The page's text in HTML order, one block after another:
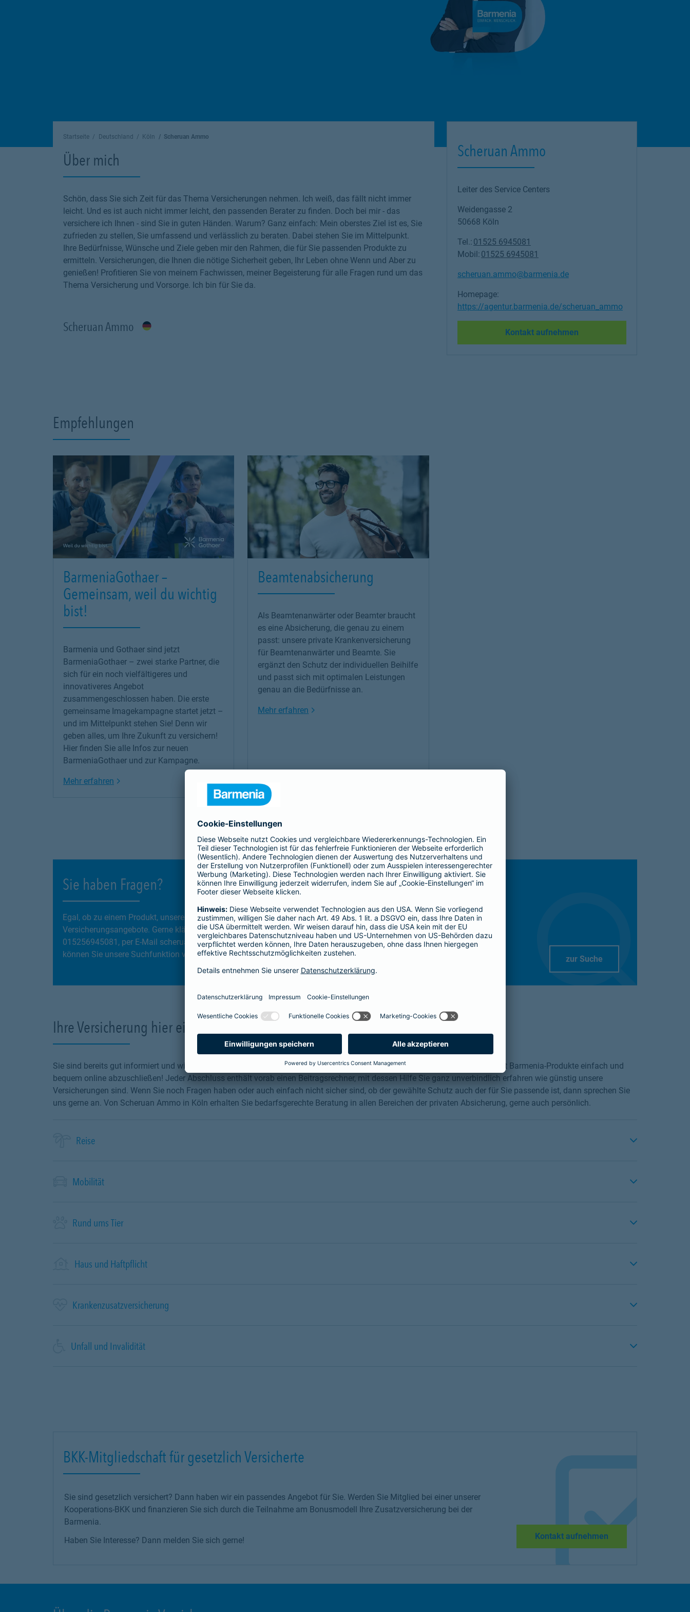
Startseite Deutschland Köln Scheruan Ammo
Über mich
Schön, dass Sie sich Zeit für das Thema Versicherungen nehmen. Ich weiß, das fällt nicht immer
leicht. Und es ist auch nicht immer leicht, den passenden Berater zu finden. Doch bei mir - das
versichere ich Ihnen - sind Sie in guten Händen. Warum? Ganz einfach: Mein oberstes Ziel ist es, Sie
zufrieden zu stellen, Sie umfassend und verlässlich zu beraten. Dabei stehen Sie im Mittelpunkt.
Ihre Bedürfnisse, Wünsche und Ziele geben mir den Rahmen, die für Sie passenden Produkte zu
ermitteln. Versicherungen, die Ihnen die nötige Sicherheit geben, Ihr Leben ohne Wenn und Aber zu
genießen! Profitieren Sie von meinem Fachwissen, meiner Begeisterung für alle Fragen rund um das
Thema Versicherung und Vorsorge. Ich bin für Sie da.
Scheruan Ammo
Scheruan Ammo
Leiter des Service Centers
Weidengasse 2
50668 Köln
Tel.: 01525 6945081
Mobil: 01525 6945081
scheruan.ammo@barmenia.de
Homepage:
https://agentur.barmenia.de/scheruan_ammo
Kontakt aufnehmenLink Opens in New Tab
Empfehlungen
BarmeniaGothaer –
Gemeinsam, weil du wichtig
bist!
Barmenia und Gothaer sind jetzt
BarmeniaGothaer – zwei starke Partner, die
sich für ein noch vielfältigeres und
innovativeres Angebot
zusammengeschlossen haben. Die erste
gemeinsame Imagekampagne startet jetzt –
und im Mittelpunkt stehen Sie! Denn wir
geben alles, um Ihre Zukunft zu versichern!
Hier finden Sie alle Infos zur neuen
BarmeniaGothaer und zur Kampagne.
Mehr erfahren Link Opens in New Tab
Beamtenabsicherung
Als Beamtenanwärter oder Beamter braucht
es eine Absicherung, die genau zu einem
passt: unsere private Krankenversicherung
für Beamtenanwärter und Beamte. Sie
ergänzt den Schutz der individuellen Beihilfe
und passt sich mit optimalen Leistungen
genau an die Bedürfnisse an.
Mehr erfahren Link Opens in New Tab
Sie haben Fragen?
Egal, ob zu einem Produkt, unseren Services, dem Unternehmen oder allgemeinen Themen rund um unsere
Versicherungsangebote. Gerne klären wir gemeinsam Ihre Fragen persönlich vor Ort in Köln, unter Telefon
015256945081, per E-Mail scheruan.ammo@barmenia.de oder auf anderem digitalen Weg. Zusätzlich
können Sie unsere Suchfunktion verwenden und Ihre Frage dort eingeben.
zur Suche
Ihre Versicherung hier einfach online abschließen
Sie sind bereits gut informiert und wissen, welchen Versicherungsschutz Sie benötigen. Dann nutzen Sie gerne die Möglichkeit Barmenia-Produkte einfach und
bequem online abzuschließen! Jeder Abschluss enthält vorab einen Beitragsrechner, mit dessen Hilfe Sie ganz unverbindlich erfahren wie günstig unsere
Versicherungen sind. Wenn Sie noch Fragen haben oder auch einfach nicht sicher sind, ob der gewählte Schutz auch der für Sie passende ist, dann sprechen Sie
uns gerne an. Von Scheruan Ammo in Köln erhalten Sie bedarfsgerechte Beratung in allen Bereichen der privaten Absicherung, gerne auch persönlich.
Reise
Mobilität
Rund ums Tier
Haus und Haftpflicht
Krankenzusatzversicherung
Unfall und Invalidität
BKK-Mitgliedschaft für gesetzlich Versicherte
Sie sind gesetzlich versichert? Dann haben wir ein passendes Angebot für Sie. Werden Sie Mitglied bei einer unserer
Kooperations-BKK und finanzieren Sie sich durch die Teilnahme am Bonusmodell Ihre Zusatzversicherung bei der
Barmenia.
Haben Sie Interesse? Dann melden Sie sich gerne!
Kontakt aufnehmen